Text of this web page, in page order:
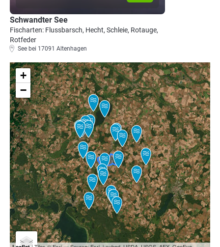
Schwandter See
Fischarten: Flussbarsch, Hecht, Schleie, Rotauge,
Rotfeder
See bei 17091 Altenhagen
+
−